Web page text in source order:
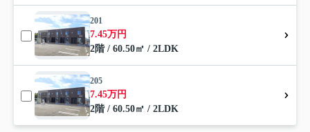
201
7.45万円
2階 / 60.50㎡ / 2LDK
205
7.45万円
2階 / 60.50㎡ / 2LDK